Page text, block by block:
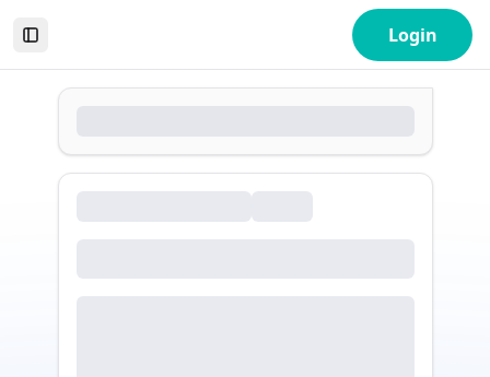
Toggle Sidebar Login